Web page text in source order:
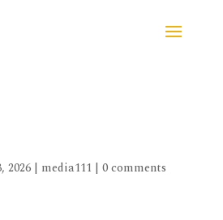
2026| media111 | 0 comments